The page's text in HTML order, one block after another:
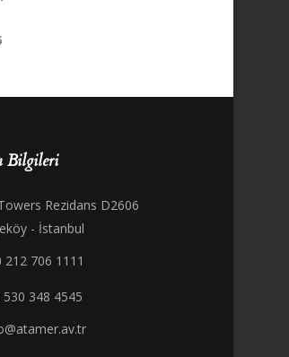
Bilgileri
Rezidans D2606
- İstanbul
212 706 1111
530 348 4545